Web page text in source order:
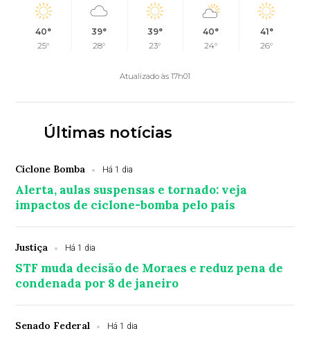
40°
25°
39°
28°
39°
23°
40°
24°
41°
26°
Atualizado às 17h01
Últimas notícias
Ciclone Bomba Há 1 dia
Alerta, aulas suspensas e tornado: veja
impactos de ciclone-bomba pelo país
Justiça Há 1 dia
STF muda decisão de Moraes e reduz pena de
condenada por 8 de janeiro
Senado Federal Há 1 dia